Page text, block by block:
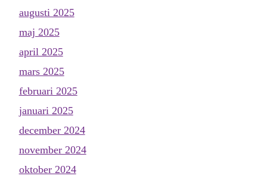
augusti 2025
maj 2025
april 2025
mars 2025
februari 2025
januari 2025
december 2024
november 2024
oktober 2024